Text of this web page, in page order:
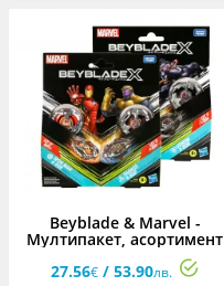
Beyblade & Marvel -
Мултипакет, асортимент
27.56€ / 53.90лв.